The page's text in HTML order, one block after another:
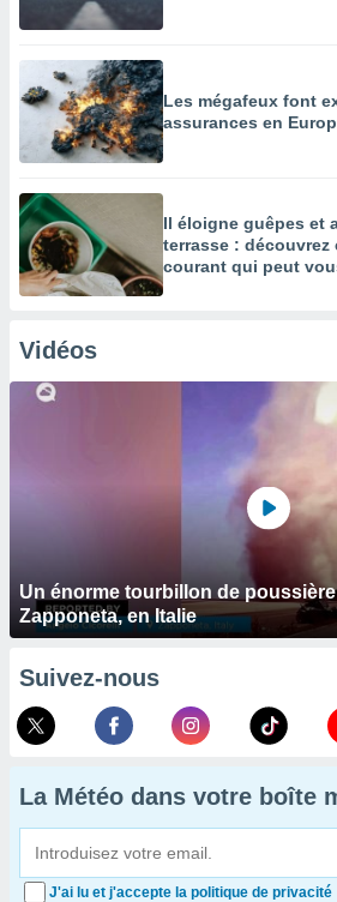
Les mégafeux font
assurances en
Il éloigne guêpes et
terrasse :
courant qui peut
Vidéos
Un énorme tourbillon de
Zapponeta, en Italie
Suivez-nous
La Météo dans votre boîte
J'ai lu et j'accepte la politique de privacité